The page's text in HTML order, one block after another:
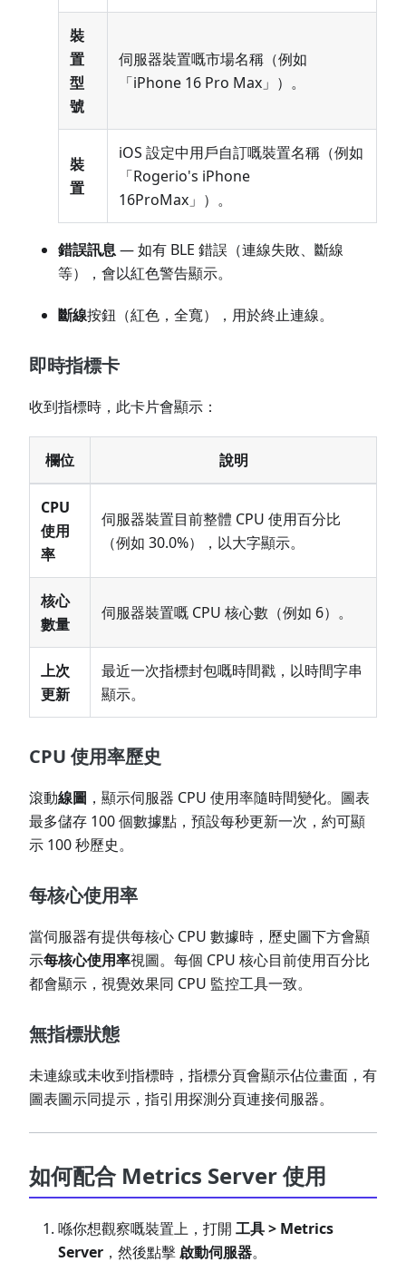
裝
置
型
號
伺服器裝置嘅市場名稱（例如
「iPhone 16 Pro Max」）。
裝
置
iOS 設定中用戶自訂嘅裝置名稱（例如
「Rogerio's iPhone
16ProMax」）。
錯誤訊息— 如有 BLE 錯誤（連線失敗、斷線
等），會以紅色警告顯示。
斷線按鈕（紅色，全寬），用於終止連線。
即時指標卡
收到指標時，此卡片會顯示：
欄位 說明
CPU
使用
率
伺服器裝置目前整體 CPU 使用百分比
（例如 30.0%），以大字顯示。
核心
數量
伺服器裝置嘅 CPU 核心數（例如 6）。
上次
更新
最近一次指標封包嘅時間戳，以時間字串
顯示。
CPU 使用率歷史
滾動線圖 ，顯示伺服器 CPU 使用率隨時間變化。圖表
最多儲存 100 個數據點，預設每秒更新一次，約可顯
示 100 秒歷史。
每核心使用率
當伺服器有提供每核心 CPU 數據時，歷史圖下方會顯
示每核心使用率視圖。每個 CPU 核心目前使用百分比
都會顯示，視覺效果同 CPU 監控工具一致。
無指標狀態
未連線或未收到指標時，指標分頁會顯示佔位畫面，有
圖表圖示同提示，指引用探測分頁連接伺服器。
如何配合 Metrics Server 使用
喺你想觀察嘅裝置上，打開 工具 > Metrics
Server ，然後點擊啟動伺服器。